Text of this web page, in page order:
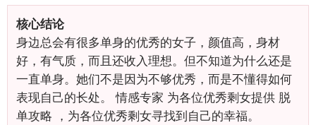
核心结论
身边总会有很多单身的优秀的女子，颜值高，身材
好，有气质，而且还收入理想。但不知道为什么还是
一直单身。她们不是因为不够优秀，而是不懂得如何
表现自己的长处。 情感专家 为各位优秀剩女提供 脱
单攻略 ，为各位优秀剩女寻找到自己的幸福。